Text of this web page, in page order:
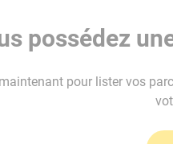
possédez
pour lister vos